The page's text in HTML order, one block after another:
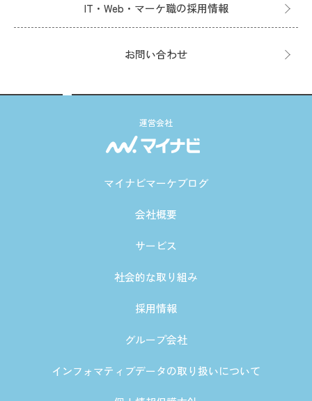
IT・Web・マーケ職の採用情報
お問い合わせ
運営会社
マイナビマーケブログ
会社概要
サービス
社会的な取り組み
採用情報
グループ会社
インフォマティブデータの取り扱いについて